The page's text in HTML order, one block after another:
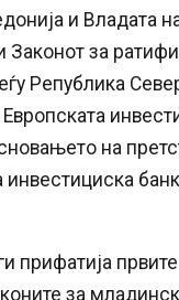
и Владата
Законот за
Република
на
инвестициска
прифатија
за